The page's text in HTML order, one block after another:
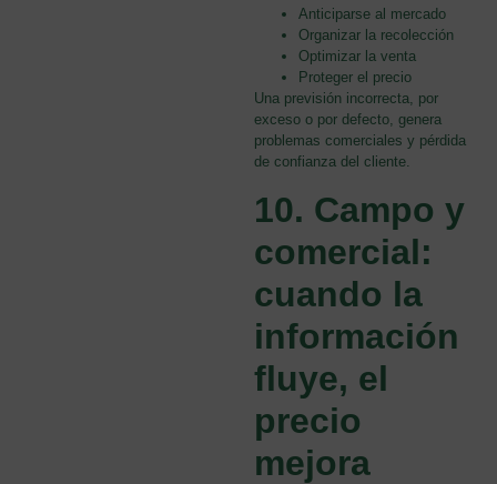
Anticiparse al mercado
Organizar la recolección
Optimizar la venta
Proteger el precio
Una previsión incorrecta, por
exceso o por defecto, genera
problemas comerciales y pérdida
de confianza del cliente.
10. Campo y
comercial:
cuando la
información
fluye, el
precio
mejora